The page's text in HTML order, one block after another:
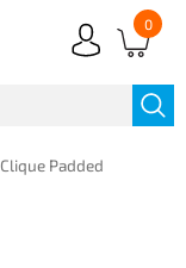
0
Clique Padded